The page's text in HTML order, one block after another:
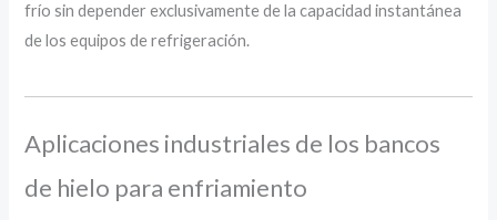
frío sin depender exclusivamente de la capacidad instantánea
de los equipos de refrigeración.
Aplicaciones industriales de los bancos
de hielo para enfriamiento